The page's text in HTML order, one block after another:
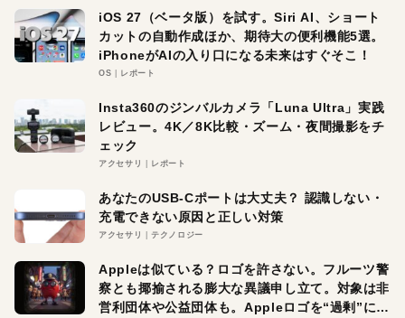
iOS 27（ベータ版）を試す。Siri AI、ショート
カットの自動作成ほか、期待大の便利機能5選。
iPhoneがAIの入り口になる未来はすぐそこ！
OS レポート
Insta360のジンバルカメラ「Luna Ultra」実践
レビュー。4K／8K比較・ズーム・夜間撮影をチ
ェック
アクセサリ レポート
あなたのUSB-Cポートは大丈夫？ 認識しない・
充電できない原因と正しい対策
アクセサリ テクノロジー
Appleは似ている？ロゴを許さない。フルーツ警
察とも揶揄される膨大な異議申し立て。対象は非
営利団体や公益団体も。Appleロゴを“過剰”に守